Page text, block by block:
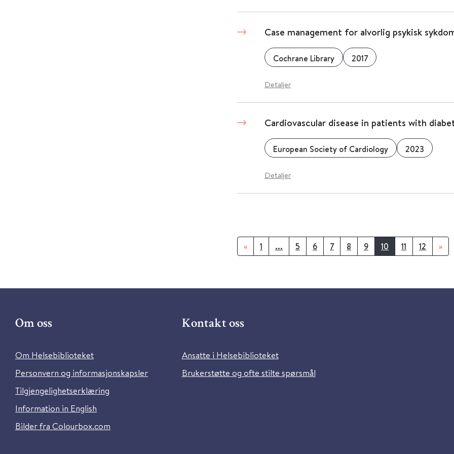
Case management for alvorlig psykisk
Cochrane Library 2017
Detaljer
Cardiovascular disease in patients with
European Society of Cardiology 2023
Detaljer
« 1 ... 5 6 7 8 9 10 11 12 »
Om oss
Om Helsebiblioteket
Personvern og informasjonskapsler
Tilgjengelighetserklæring
Information in English
Bilder fra Colourbox.com
Kontakt oss
Ansatte i Helsebiblioteket
Brukerstøtte og ofte stilte spørsmål